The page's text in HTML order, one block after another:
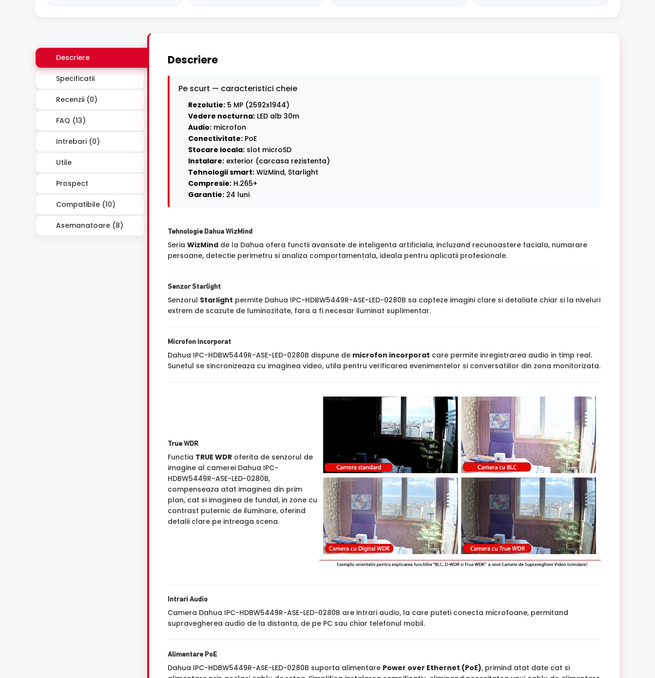
Descriere
Specificatii
Recenzii (0)
FAQ (13)
Intrebari (0)
Utile
Prospect
Compatibile (10)
Asemanatoare (8)
Descriere
Pe scurt — caracteristici cheie
Rezolutie: 5 MP (2592x1944)
Vedere nocturna: LED alb 30m
Audio: microfon
Conectivitate: PoE
Stocare locala: slot microSD
Instalare: exterior (carcasa rezistenta)
Tehnologii smart: WizMind, Starlight
Compresie: H.265+
Garantie: 24 luni
Tehnologie Dahua WizMind
Seria WizMind de la Dahua ofera functii avansate de inteligenta artificiala, incluzand recunoastere faciala, numarare
persoane, detectie perimetru si analiza comportamentala, ideala pentru aplicatii profesionale.
Senzor Starlight
Senzorul Starlight permite Dahua IPC-HDBW5449R-ASE-LED-0280B sa capteze imagini clare si detaliate chiar si la niveluri
extrem de scazute de luminozitate, fara a fi necesar iluminat suplimentar.
Microfon Incorporat
Dahua IPC-HDBW5449R-ASE-LED-0280B dispune de microfon incorporat care permite inregistrarea audio in timp real.
Sunetul se sincronizeaza cu imaginea video, utila pentru verificarea evenimentelor si conversatiilor din zona monitorizata.
True WDR
Functia TRUE WDR oferita de senzorul de
imagine al camerei Dahua IPC-
HDBW5449R-ASE-LED-0280B,
compenseaza atat imaginea din prim
plan, cat si imaginea de fundal, in zone cu
contrast puternic de iluminare, oferind
detalii clare pe intreaga scena.
Intrari Audio
Camera Dahua IPC-HDBW5449R-ASE-LED-0280B are intrari audio, la care puteti conecta microfoane, permitand
supravegherea audio de la distanta, de pe PC sau chiar telefonul mobil.
Alimentare PoE
Dahua IPC-HDBW5449R-ASE-LED-0280B suporta alimentare Power over Ethernet (PoE), primind atat date cat si